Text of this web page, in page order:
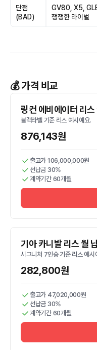
단점
(BAD)
GV80, X5,
쟁쟁한 라이벌
💰 가격 비교
링컨 에비에이터 리스
블랙라벨 기준 리스 예시예요.
876,143원
출고가 106,000,000원
선납금 30%
계약기간 60개월
기아 카니발 리스 월
시그니처 7인승 기준 리스 예시
282,800원
출고가 47,020,000원
선납금 30%
계약기간 60개월